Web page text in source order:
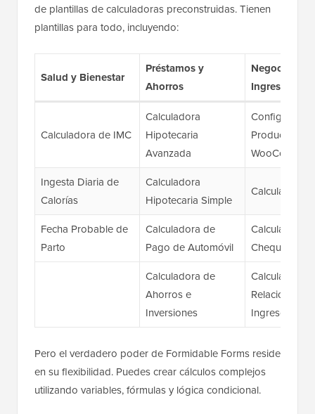
de plantillas de calculadoras preconstruidas. Tienen
plantillas para todo, incluyendo:
Salud y Bienestar
Préstamos y
Ahorros
Negocios e
Ingresos
Calculadora de IMC
Calculadora
Hipotecaria
Avanzada
Productos
Ingesta Diaria de
Calorías
Calculadora
Hipotecaria Simple
Calculadora
Fecha Probable de
Parto
Calculadora de
Pago de Automóvil
Calculadora
Cheque de
Calculadora de
Ahorros e
Inversiones
Calculadora
Relación
Ingresos
Pero el verdadero poder de Formidable Forms reside
en su flexibilidad. Puedes crear cálculos complejos
utilizando variables, fórmulas y lógica condicional.